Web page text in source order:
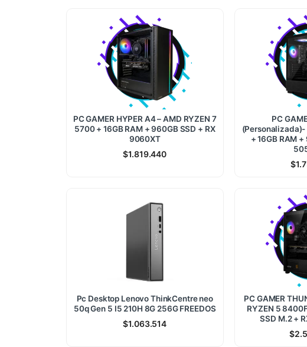
PC GAMER HYPER A4 – AMD RYZEN 7
5700 + 16GB RAM + 960GB SSD + RX
9060XT
$1.819.440
PC
(Personalizada)-
+ 16GB RAM
$
Pc Desktop Lenovo ThinkCentre neo
50q Gen 5 I5 210H 8G 256G FREEDOS
$1.063.514
PC GAMER
RYZEN 5
SSD M.2 +
$